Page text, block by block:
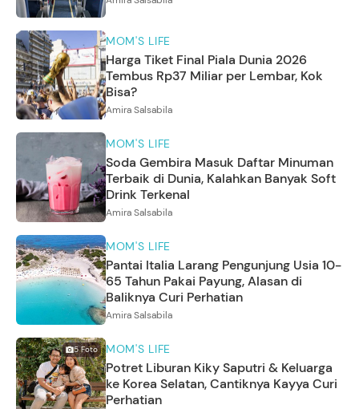
MOM'S LIFE
Harga Tiket Final Piala Dunia 2026
Tembus Rp37 Miliar per Lembar, Kok
Bisa?
Amira Salsabila
MOM'S LIFE
Soda Gembira Masuk Daftar Minuman
Terbaik di Dunia, Kalahkan Banyak Soft
Drink Terkenal
Amira Salsabila
MOM'S LIFE
Pantai Italia Larang Pengunjung Usia 10-
65 Tahun Pakai Payung, Alasan di
Baliknya Curi Perhatian
Amira Salsabila
5Foto MOM'S LIFE
Potret Liburan Kiky Saputri & Keluarga
ke Korea Selatan, Cantiknya Kayya Curi
Perhatian